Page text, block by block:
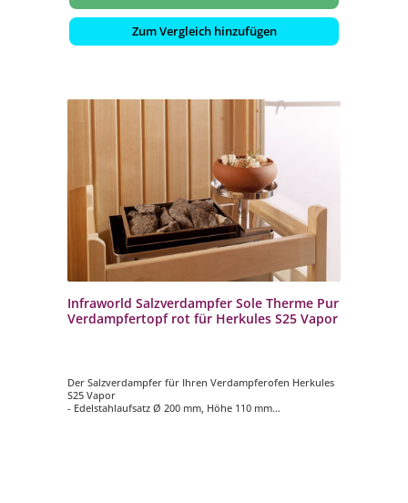
Zum Vergleich hinzufügen
Infraworld Salzverdampfer Sole Therme Pur
Verdampfertopf rot für Herkules S25 Vapor
Der Salzverdampfer für Ihren Verdampferofen Herkules
S25 Vapor
- Edelstahlaufsatz Ø 200 mm, Höhe 110 mm